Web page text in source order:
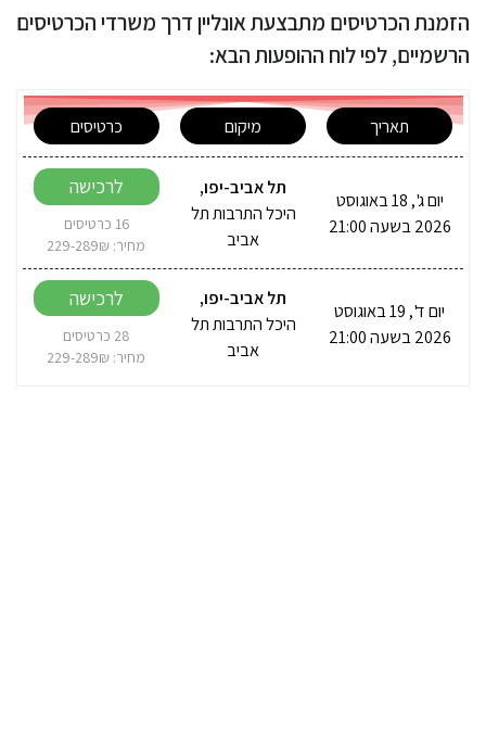
הזמנת הכרטיסים מתבצעת אונליין דרך משרדי הכרטיסים
הרשמיים, לפי לוח ההופעות הבא:
תאריך מיקום כרטיסים
יום ג', 18 באוגוסט
2026 בשעה 21:00
תל אביב-יפו,
היכל התרבות תל
אביב
לרכישה
16 כרטיסים
מחיר: 229-289₪
יום ד', 19 באוגוסט
2026 בשעה 21:00
תל אביב-יפו,
היכל התרבות תל
אביב
לרכישה
28 כרטיסים
מחיר: 229-289₪